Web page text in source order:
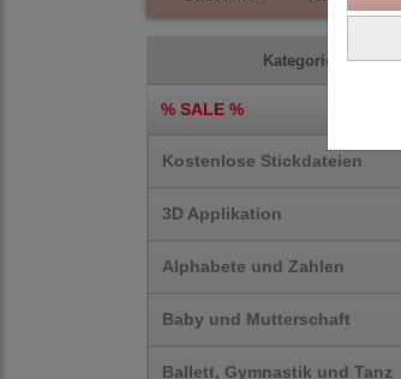
Kategorien
% SALE %
Kostenlose Stickdateien
3D Applikation
Alphabete und Zahlen
Baby und Mutterschaft
Ballett, Gymnastik und Tanz